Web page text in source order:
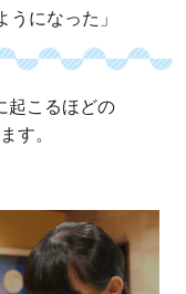
うになった」
起こるほどの
す。